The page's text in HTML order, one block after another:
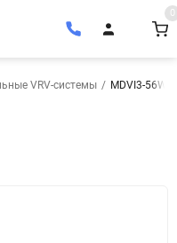
0
VRV-системы / MDVI3-